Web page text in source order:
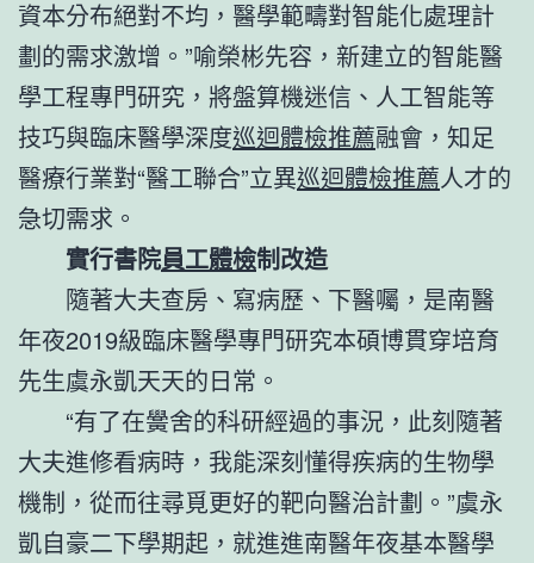
資本分布絕對不均，醫學範疇對智能化處理計
劃的需求激增。”喻榮彬先容，新建立的智能醫
學工程專門研究，將盤算機迷信、人工智能等
技巧與臨床醫學深度巡迴體檢推薦融會，知足
醫療行業對“醫工聯合”立異巡迴體檢推薦人才的
急切需求。
實行書院員工體檢制改造
隨著大夫查房、寫病歷、下醫囑，是南醫
年夜2019級臨床醫學專門研究本碩博貫穿培育
先生虞永凱天天的日常。
“有了在黌舍的科研經過的事況，此刻隨著
大夫進修看病時，我能深刻懂得疾病的生物學
機制，從而往尋覓更好的靶向醫治計劃。”虞永
凱自豪二下學期起，就進進南醫年夜基本醫學